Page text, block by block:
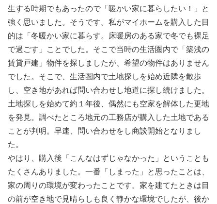
生する時期でもあったので「 暖かい家に暮らしたい！」と
強く思いました。そうです。 私がマイホームを購入した目
的は「冬暖かい家に暮らす。
床暖房のある家で冬でも裸足
で過ごす」ことでした。 そこで当時の生活圏内で「築浅の
賃貸戸建」物件を探しましたが、 希望の物件はありません
でした。そこで、 生活圏内で土地探しを始め近隣を散歩
し、 空き地があれば問い合わせし地道に探し続けました。
土地探しを始めて約１年後、偶然にも空家を解体した更地
を発見。 調べたところ地元の工務店が購入した土地である
ことが判明。 早速、問い合わせをし商談開始となりまし
た。
やはり、購入後「こんなはずじゃなかった」
ということも
たくさんありました。一番「しまった」
と思ったことは、
家の周りの環境が変わったことです。 家を建てたときは目
の前が空き地で見晴らしも良く静かな環境でしたが、後か